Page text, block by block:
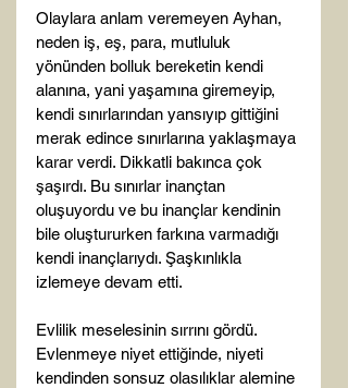
Olaylara anlam veremeyen Ayhan,
neden iş, eş, para, mutluluk
yönünden bolluk bereketin kendi
alanına, yani yaşamına giremeyip,
kendi sınırlarından yansıyıp gittiğini
merak edince sınırlarına yaklaşmaya
karar verdi. Dikkatli bakınca çok
şaşırdı. Bu sınırlar inançtan
oluşuyordu ve bu inançlar kendinin
bile oluştururken farkına varmadığı
kendi inançlarıydı. Şaşkınlıkla
izlemeye devam etti.
Evlilik meselesinin sırrını gördü.
Evlenmeye niyet ettiğinde, niyeti
kendinden sonsuz olasılıklar alemine